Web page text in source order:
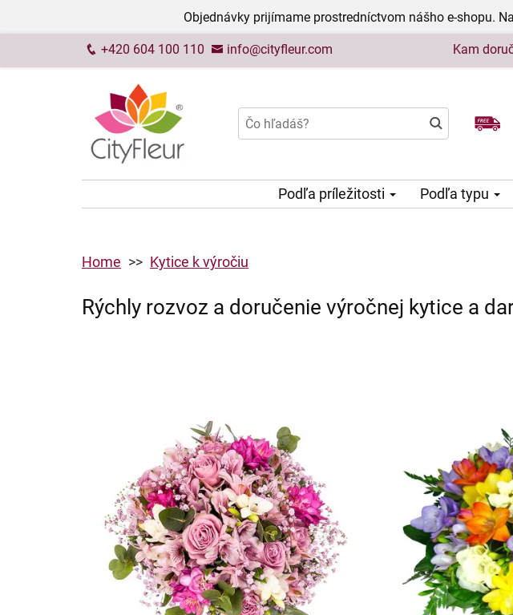
Objednávky prijímame prostredníctvom nášho e-shopu.
+420 604 100 110 info@cityfleur.com Kam
Podľa príležitosti Podľa typu
Home Kytice k výročiu
Rýchly rozvoz a doručenie výročnej kytice a